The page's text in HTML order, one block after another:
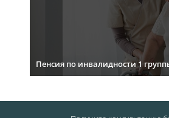
Пенсия по инвалидности 1